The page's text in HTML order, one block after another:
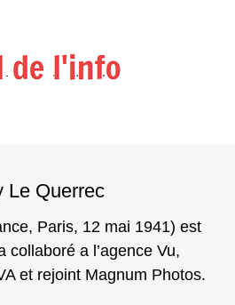
Le Querrec
Paris, 12 mai 1941) est
collaboré a l’agence Vu,
et rejoint Magnum Photos.